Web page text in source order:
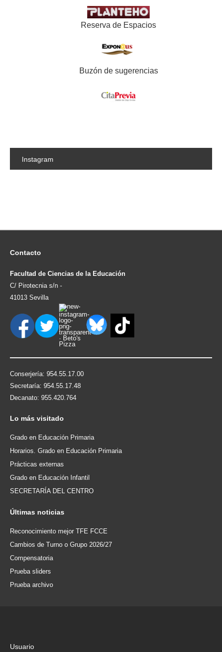
Reserva de Espacios
Buzón de sugerencias
Instagram
Contacto
Facultad de Ciencias de la Educación
C/ Pirotecnia s/n -
41013 Sevilla
Conserjería: 954.55.17.00
Secretaría: 954.55.17.48
Decanato: 955.420.764
Lo más visitado
Grado en Educación Primaria
Horarios. Grado en Educación Primaria
Prácticas externas
Grado en Educación Infantil
SECRETARÍA DEL CENTRO
Últimas noticias
Reconocimiento mejor TFE FCCE
Cambios de Turno o Grupo 2026/27
Compensatoria
Prueba sliders
Prueba archivo
Usuario